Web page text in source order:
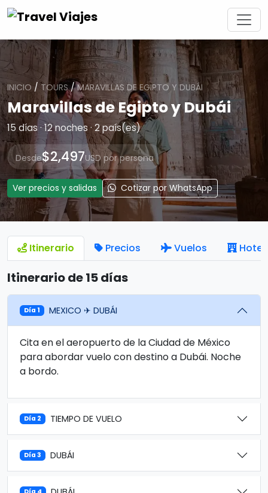
INICIO / TOURS/MARAVILLAS DE EGIPTO Y DUBÁI
Maravillas de Egipto y Dubái
15 días · 12 noches · 2 país(es)
Desde$2,497USD por persona
Ver precios y salidas Cotizar por WhatsApp
Itinerario Precios Vuelos
Itinerario de 15 días
Día 1 MEXICO ✈ DUBÁI
Cita en el aeropuerto de la Ciudad de México
para abordar vuelo con destino a Dubái. Noche
a bordo.
Día 2 TIEMPO DE VUELO
Día 3 DUBÁI